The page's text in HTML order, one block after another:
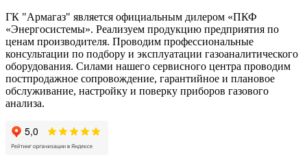
ГК "Армагаз" является официальным дилером «ПКФ
«Энергосистемы». Реализуем продукцию предприятия по
ценам производителя. Проводим профессиональные
консультации по подбору и эксплуатации газоаналитического
оборудования. Силами нашего сервисного центра проводим
постпродажное сопровождение, гарантийное и плановое
обслуживание, настройку и поверку приборов газового
анализа.